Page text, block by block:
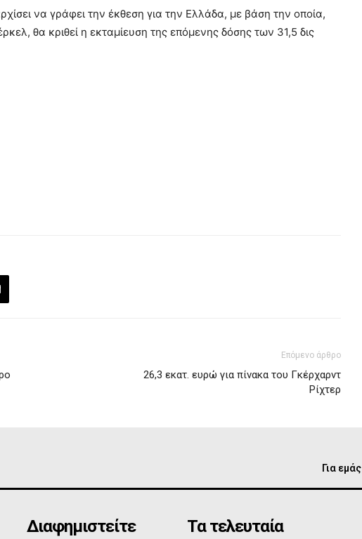
να γράφει την έκθεση για την Ελλάδα, με βάση την οποία,
θα κριθεί η εκταμίευση της επόμενης δόσης των 31,5 δις
Επόμενο άρθρο
26,3 εκατ. ευρώ για πίνακα του Γκέρχαρντ
Ρίχτερ
Για εμάς
Διαφημιστείτε Τα τελευταία